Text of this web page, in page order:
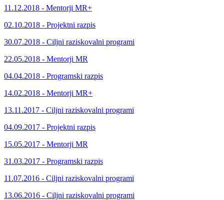
11.12.2018 - Mentorji MR+
02.10.2018 - Projektni razpis
30.07.2018 - Ciljni raziskovalni programi
22.05.2018 - Mentorji MR
04.04.2018 - Programski razpis
14.02.2018 - Mentorji MR+
13.11.2017 - Ciljni raziskovalni programi
04.09.2017 - Projektni razpis
15.05.2017 - Mentorji MR
31.03.2017 - Programski razpis
11.07.2016 - Ciljni raziskovalni programi
13.06.2016 - Ciljni raziskovalni programi